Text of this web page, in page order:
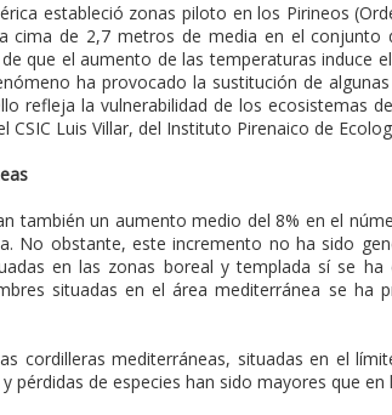
estableció zonas piloto en los Pirineos
cima de 2,7 metros de media en el conjunto
que el aumento de las temperaturas induce
ha provocado la sustitución de
refleja la vulnerabilidad de los ecosistemas
CSIC Luis Villar, del Instituto Pirenaico de
también un aumento medio del 8% en el
No obstante, este incremento no ha sido
en las zonas boreal y templada sí se ha
situadas en el área mediterránea se ha
cordilleras mediterráneas, situadas en el
pérdidas de especies han sido mayores que en